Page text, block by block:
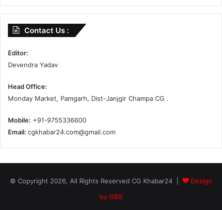
Contact Us :
Editor:
Devendra Yadav
Head Office:
Monday Market, Pamgarh, Dist-Janjgir Champa CG .
Mobile: +91-9755336600
Email: cgkhabar24.com@gmail.com
© Copyright 2026, All Rights Reserved CG Khabar24 |
Design
by iSBS